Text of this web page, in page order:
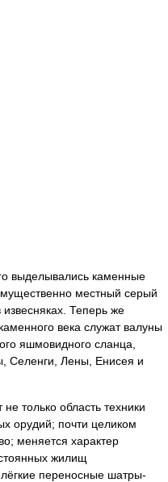
выделывались каменные
местный серый
Теперь же
века служат валуны
яшмовидного сланца,
Селенги, Лены, Енисея и
только область техники
орудий; почти целиком
меняется характер
жилищ
переносные шатры-